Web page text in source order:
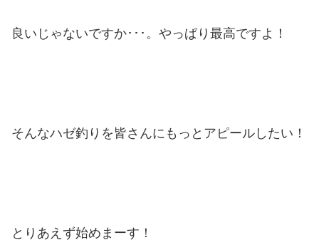
良いじゃないですか･･･。やっぱり最高ですよ！
そんなハゼ釣りを皆さんにもっとアピールしたい！
とりあえず始めまーす！